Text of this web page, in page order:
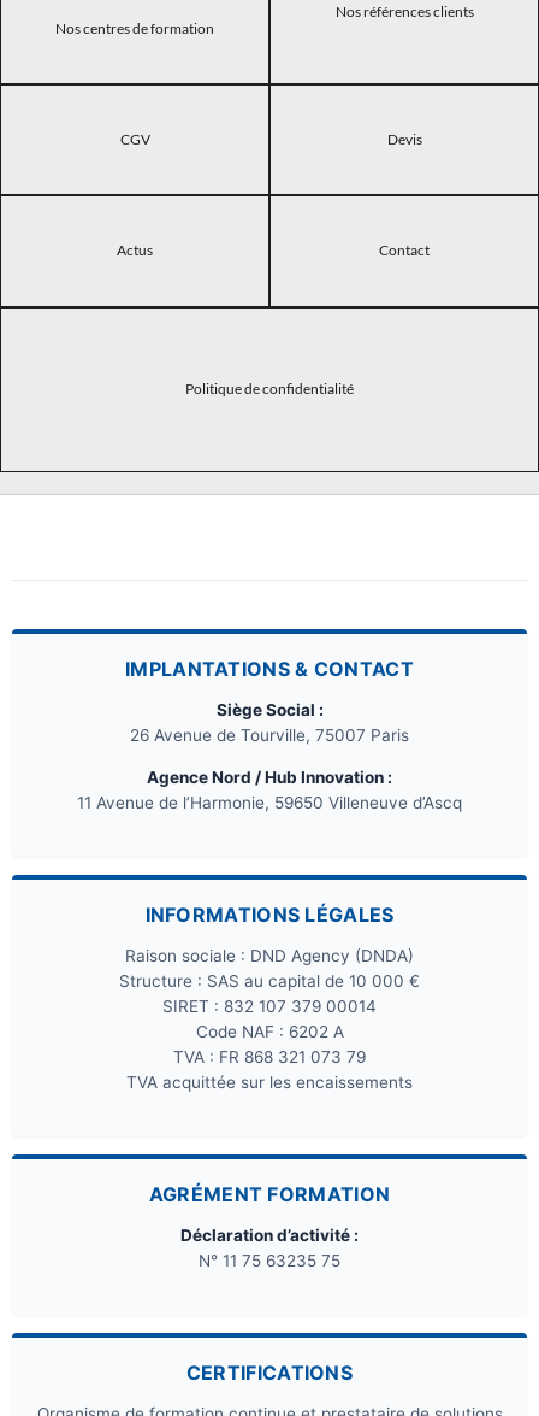
Nos centres de formation
Nos références clients
CGV Devis
Actus Contact
Politique de confidentialité
IMPLANTATIONS & CONTACT
Siège Social :
26 Avenue de Tourville, 75007 Paris
Agence Nord / Hub Innovation :
11 Avenue de l’Harmonie, 59650 Villeneuve d’Ascq
INFORMATIONS LÉGALES
Raison sociale : DND Agency (DNDA)
Structure : SAS au capital de 10 000 €
SIRET : 832 107 379 00014
Code NAF : 6202 A
TVA : FR 868 321 073 79
TVA acquittée sur les encaissements
AGRÉMENT FORMATION
Déclaration d’activité :
N° 11 75 63235 75
CERTIFICATIONS